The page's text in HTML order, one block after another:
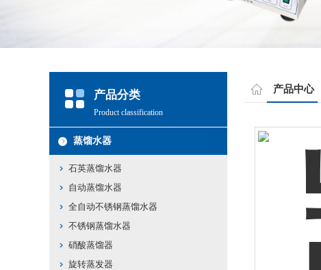
产品中心
产品分类
Product classification
蒸馏水器
石英蒸馏水器
自动蒸馏水器
全自动不锈钢蒸馏水器
不锈钢蒸馏水器
硝酸蒸馏器
旋转蒸发器